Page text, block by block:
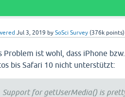
Jul 3, 2019 bySoSci Survey (376k points)
Problem ist wohl, dass iPhone
bis Safari 10 nicht unterstützt:
Support for getUserMedia() is